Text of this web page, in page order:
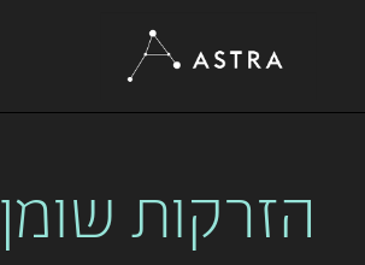
הזרקות שומן